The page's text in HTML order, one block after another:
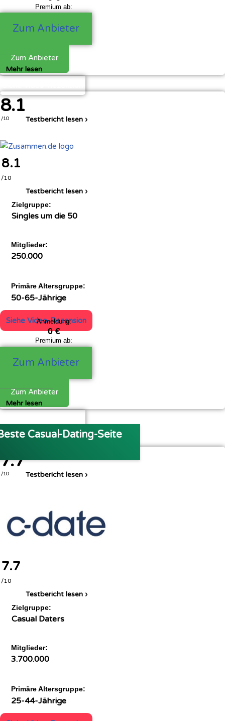
Premium ab:
Zum Anbieter
Zum Anbieter
Mehr lesen
8.1
/10 Testbericht lesen ›
8.1
/10
Testbericht lesen ›
Zielgruppe:
Singles um die 50
Mitglieder:
250.000
Primäre Altersgruppe:
50-65-Jährige
Siehe Video-Rezension
Anmeldung:
0 €
Premium ab:
Zum Anbieter
Zum Anbieter
Mehr lesen
Casual-Dating-Seite
7.7
/10 Testbericht lesen ›
7.7
/10
Testbericht lesen ›
Zielgruppe:
Casual Daters
Mitglieder:
3.700.000
Primäre Altersgruppe:
25-44-Jährige